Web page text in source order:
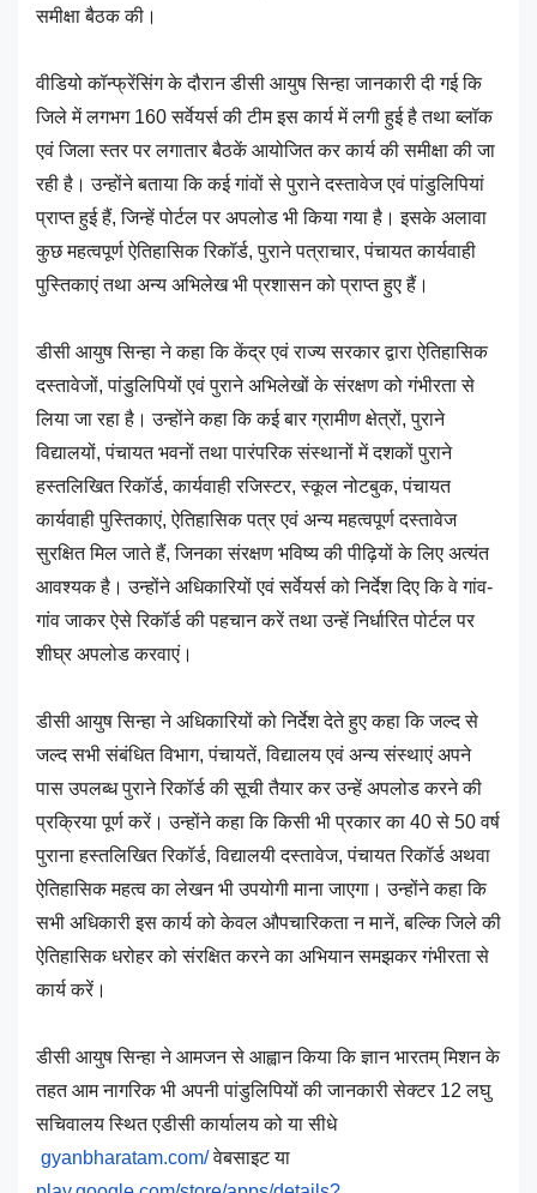
समीक्षा बैठक की।
वीडियो कॉन्फ्रेंसिंग के दौरान डीसी आयुष सिन्हा जानकारी दी गई कि
जिले में लगभग 160 सर्वेयर्स की टीम इस कार्य में लगी हुई है तथा ब्लॉक
एवं जिला स्तर पर लगातार बैठकें आयोजित कर कार्य की समीक्षा की जा
रही है। उन्होंने बताया कि कई गांवों से पुराने दस्तावेज एवं पांडुलिपियां
प्राप्त हुई हैं, जिन्हें पोर्टल पर अपलोड भी किया गया है। इसके अलावा
कुछ महत्वपूर्ण ऐतिहासिक रिकॉर्ड, पुराने पत्राचार, पंचायत कार्यवाही
पुस्तिकाएं तथा अन्य अभिलेख भी प्रशासन को प्राप्त हुए हैं।
डीसी आयुष सिन्हा ने कहा कि केंद्र एवं राज्य सरकार द्वारा ऐतिहासिक
दस्तावेजों, पांडुलिपियों एवं पुराने अभिलेखों के संरक्षण को गंभीरता से
लिया जा रहा है। उन्होंने कहा कि कई बार ग्रामीण क्षेत्रों, पुराने
विद्यालयों, पंचायत भवनों तथा पारंपरिक संस्थानों में दशकों पुराने
हस्तलिखित रिकॉर्ड, कार्यवाही रजिस्टर, स्कूल नोटबुक, पंचायत
कार्यवाही पुस्तिकाएं, ऐतिहासिक पत्र एवं अन्य महत्वपूर्ण दस्तावेज
सुरक्षित मिल जाते हैं, जिनका संरक्षण भविष्य की पीढ़ियों के लिए अत्यंत
आवश्यक है। उन्होंने अधिकारियों एवं सर्वेयर्स को निर्देश दिए कि वे गांव-
गांव जाकर ऐसे रिकॉर्ड की पहचान करें तथा उन्हें निर्धारित पोर्टल पर
शीघ्र अपलोड करवाएं।
डीसी आयुष सिन्हा ने अधिकारियों को निर्देश देते हुए कहा कि जल्द से
जल्द सभी संबंधित विभाग, पंचायतें, विद्यालय एवं अन्य संस्थाएं अपने
पास उपलब्ध पुराने रिकॉर्ड की सूची तैयार कर उन्हें अपलोड करने की
प्रक्रिया पूर्ण करें। उन्होंने कहा कि किसी भी प्रकार का 40 से 50 वर्ष
पुराना हस्तलिखित रिकॉर्ड, विद्यालयी दस्तावेज, पंचायत रिकॉर्ड अथवा
ऐतिहासिक महत्व का लेखन भी उपयोगी माना जाएगा। उन्होंने कहा कि
सभी अधिकारी इस कार्य को केवल औपचारिकता न मानें, बल्कि जिले की
ऐतिहासिक धरोहर को संरक्षित करने का अभियान समझकर गंभीरता से
कार्य करें।
डीसी आयुष सिन्हा ने आमजन से आह्वान किया कि ज्ञान भारतम् मिशन के
तहत आम नागरिक भी अपनी पांडुलिपियों की जानकारी सेक्टर 12 लघु
सचिवालय स्थित एडीसी कार्यालय को या सीधे
gyanbharatam.com/वेबसाइट या